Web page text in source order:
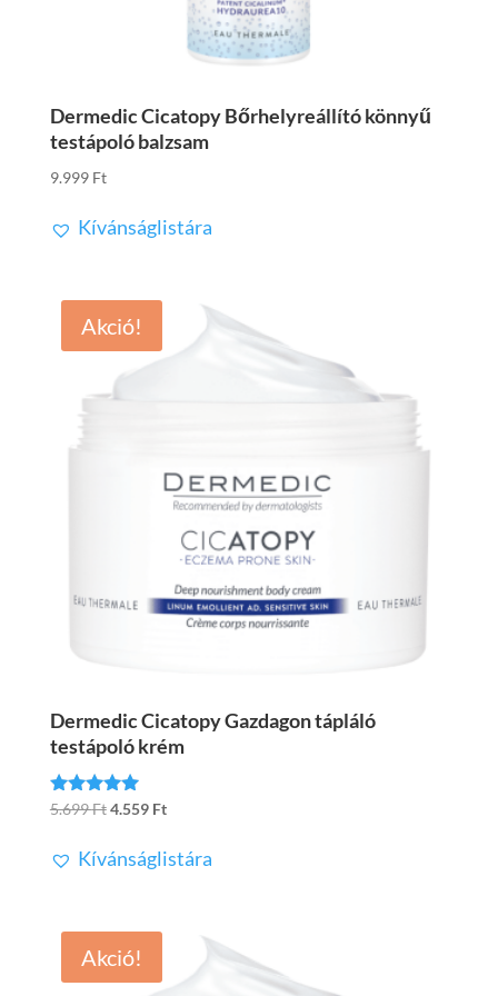
Dermedic Cicatopy Bőrhelyreállító könnyű
testápoló balzsam
9.999 Ft
Kívánságlistára
Akció!
Dermedic Cicatopy Gazdagon tápláló
testápoló krém
Értékelés:
5.699FtOriginal
was:
4.559 FtCurrent
is:
Kívánságlistára
Akció!